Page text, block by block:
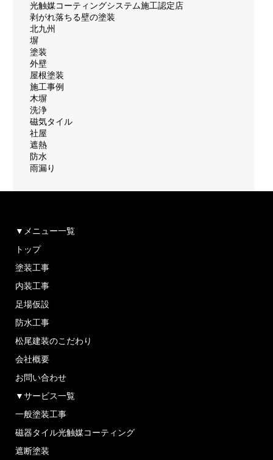
光触媒コーティングシステム施工認定店
剥がれ落ちる壁の塗装
北九州
塀
塗装
外壁
屋根塗装
施工事例
木塀
洗浄
磁気タイル
社屋
遮熱
防水
雨漏り
▼メニュー一覧
トップ
塗装工事
内装工事
足場仮設
防水工事
松尾建装のこだわり
会社概要
お問い合わせ
▼サービス一覧
一般塗装工事
磁器タイル光触媒コーティング
遮断塗装